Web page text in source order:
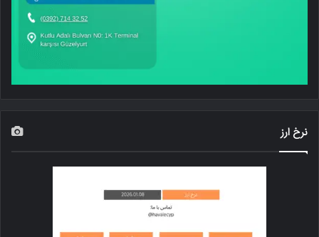
نرخ ارز